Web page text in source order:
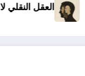
لا يبدع حتى في